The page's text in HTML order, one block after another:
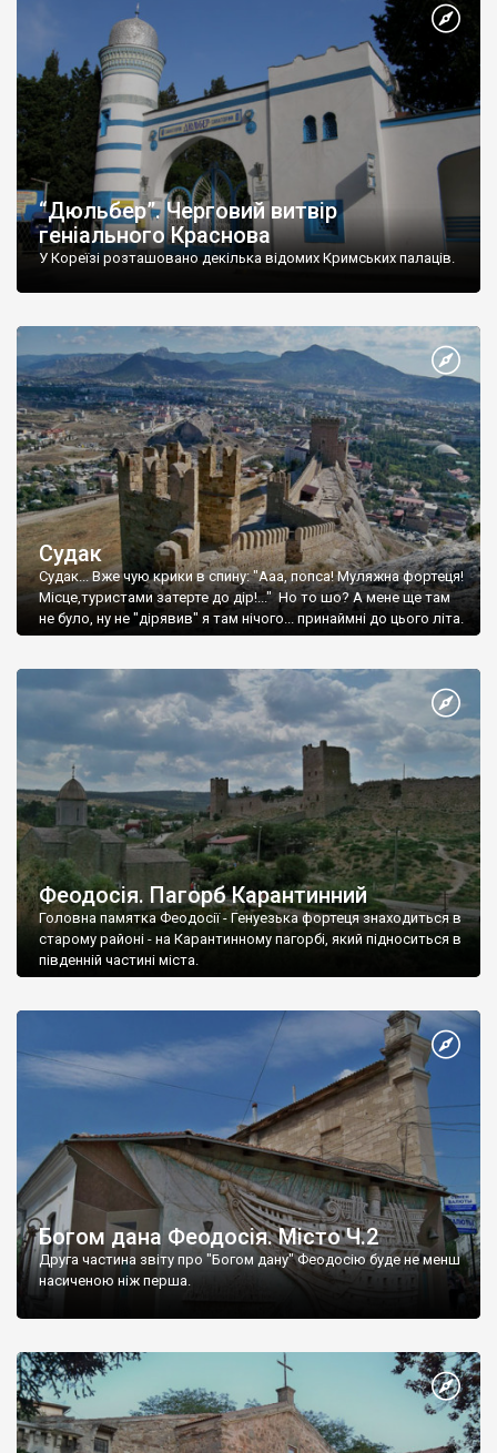
“Дюльбер”. Черговий витвір
геніального Краснова
У Кореїзі розташовано декілька відомих Кримських палаців.
Судак
Судак... Вже чую крики в спину: "Ааа, попса! Муляжна фортеця!
Місце,туристами затерте до дір!..." Но то шо? А мене ще там
не було, ну не "дірявив" я там нічого... принаймні до цього літа.
Феодосія. Пагорб Карантинний
Головна памятка Феодосії - Генуезька фортеця знаходиться в
старому районі - на Карантинному пагорбі, який підноситься в
південній частині міста.
Богом дана Феодосія. Місто Ч.2
Друга частина звіту про "Богом дану" Феодосію буде не менш
насиченою ніж перша.